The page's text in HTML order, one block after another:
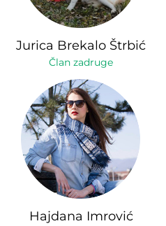
Jurica Brekalo Štrbić
Član zadruge
Hajdana Imrović